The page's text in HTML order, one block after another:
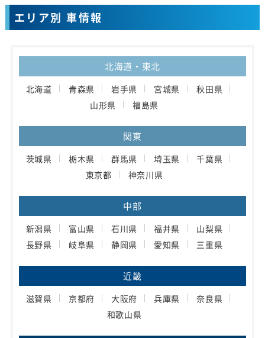
エリア別 車情報
北海道・東北
北海道 青森県 岩手県 宮城県
秋田県
山形県
福島県
関東
茨城県 栃木県 群馬県 埼玉県
千葉県
東京都
神奈川県
中部
新潟県 富山県 石川県 福井県
山梨県
長野県
岐阜県 静岡県 愛知県 三重県
近畿
滋賀県 京都府 大阪府 兵庫県
奈良県
和歌山県